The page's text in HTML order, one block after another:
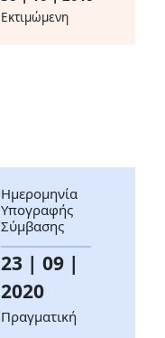
Eκτιμώμενη
Ημερομηνία
Υπογραφής
Σύμβασης
23 | 09 |
2020
Πραγματική